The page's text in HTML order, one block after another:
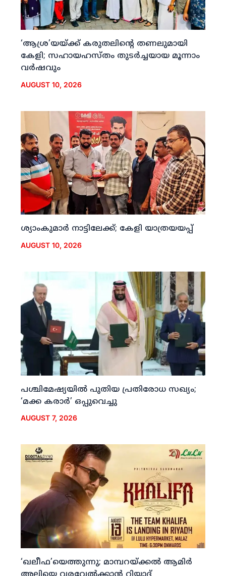
‘ആശ്ര’യയ്ക്ക് കരുതലിന്റെ തണലുമായി
കേളി; സഹായഹസ്തം തുടര്‍ച്ചയായ മൂന്നാം
വര്‍ഷവും
AUGUST 10, 2026
ശ്യാംകുമാര്‍ നാട്ടിലേക്ക്; കേളി യാത്രയയപ്പ്
AUGUST 10, 2026
പശ്ചിമേഷ്യയില്‍ പുതിയ പ്രതിരോധ സഖ്യം;
‘മക്ക കരാര്‍’ ഒപ്പുവെച്ചു
AUGUST 7, 2026
‘ഖലീഫ’യെത്തുന്നു; മാമ്പറയ്ക്കല്‍ ആമിര്‍